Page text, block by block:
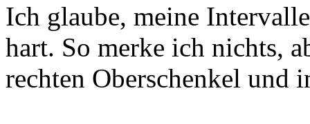
Ich glaube, meine
hart. So merke ich nichts,
rechten Oberschenkel und